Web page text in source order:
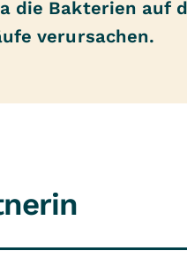
die Bakterien
verursachen.